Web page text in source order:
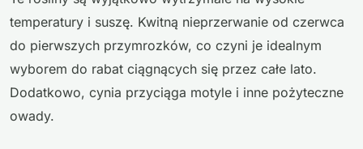
temperatury i suszę. Kwitną nieprzerwanie od czerwca
do pierwszych przymrozków, co czyni je idealnym
wyborem do rabat ciągnących się przez całe lato.
Dodatkowo, cynia przyciąga motyle i inne pożyteczne
owady.